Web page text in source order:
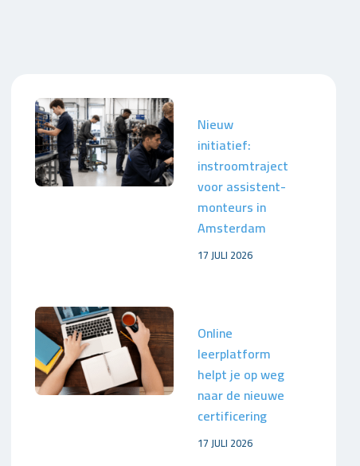
Nieuw
initiatief:
instroomtraject
voor assistent-
monteurs in
Amsterdam
17 JULI 2026
Online
leerplatform
helpt je op weg
naar de nieuwe
certificering
17 JULI 2026